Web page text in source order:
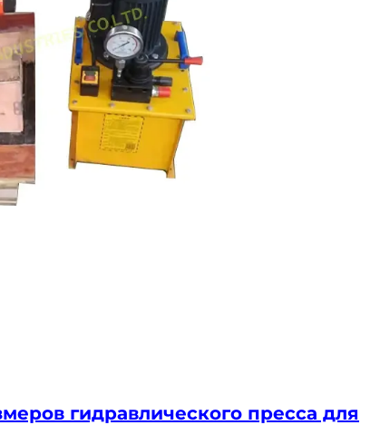
гидравлического пресса для